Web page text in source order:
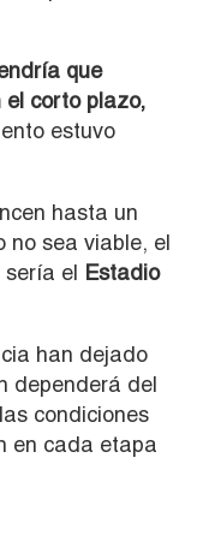
que
el corto plazo,
estuvo
hasta un
no sea viable, el
sería el Estadio
han dejado
dependerá del
condiciones
en cada etapa